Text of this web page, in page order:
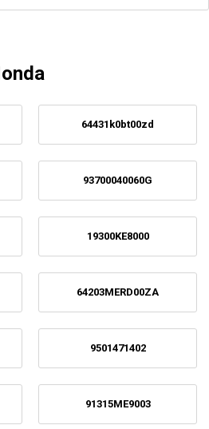
64431k0bt00zd
93700040060G
19300KE8000
64203MERD00ZA
9501471402
91315ME9003